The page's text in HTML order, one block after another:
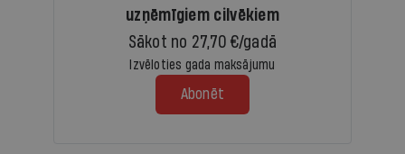
uzņēmīgiem cilvēkiem
Sākot no 27,70 €/gadā
Izvēloties gada maksājumu
Abonēt